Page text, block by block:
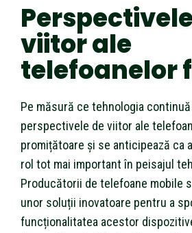
viitor ale
telefoanelor
Pe măsură ce tehnologia
perspectivele de viitor ale
promițătoare și se anticipează ca
rol tot mai important în peisajul
Producătorii de telefoane mobile
unor soluții inovatoare pentru a
funcționalitatea acestor